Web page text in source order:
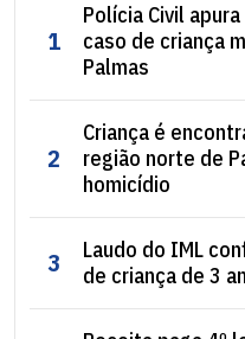
1
Polícia Civil
caso de criança
Palmas
2
Criança é
região norte de
homicídio
3
Laudo do IML
de criança de 3